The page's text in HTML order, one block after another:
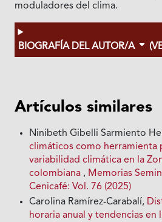
moduladores del clima.
BIOGRAFÍA DEL AUTOR/A
Artículos similares
Ninibeth Gibelli Sarmiento
climáticos como herramienta
variabilidad climática en la
colombiana , Memorias
Cenicafé: Vol. 76 (2025)
Carolina Ramírez-Carabalí,
horaria anual y tendencias en